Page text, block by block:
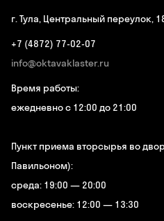
г. Тула, Центральный переулок,
+7 (4872) 77-02-07
info@oktavaklaster.ru
Время работы:
ежедневно с 12:00 до 21:00
Пункт приема вторсырья во
Павильоном):
среда: 19:00 — 20:00
воскресенье: 12:00 — 13:30